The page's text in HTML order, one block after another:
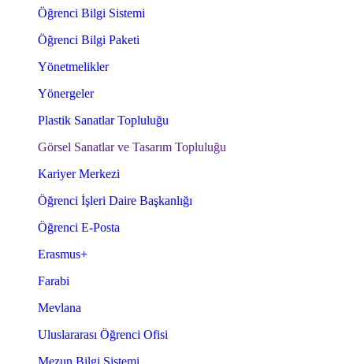
Öğrenci Bilgi Sistemi
Öğrenci Bilgi Paketi
Yönetmelikler
Yönergeler
Plastik Sanatlar Topluluğu
Görsel Sanatlar ve Tasarım Topluluğu
Kariyer Merkezi
Öğrenci İşleri Daire Başkanlığı
Öğrenci E-Posta
Erasmus+
Farabi
Mevlana
Uluslararası Öğrenci Ofisi